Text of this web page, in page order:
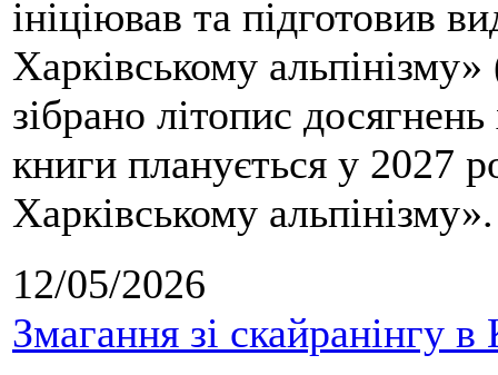
ініціював та підготовив
Харківському
зібрано літопис
книги планується у 2027
Харківському альпінізму».
12/05/2026
Змагання зі скайранінгу в